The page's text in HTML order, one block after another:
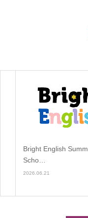
Bright English Summer
Scho…
2026.06.21